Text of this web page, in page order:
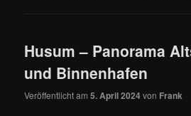
Husum – Panorama
und Binnenhafen
Veröffentlicht am5. April 2024von Frank